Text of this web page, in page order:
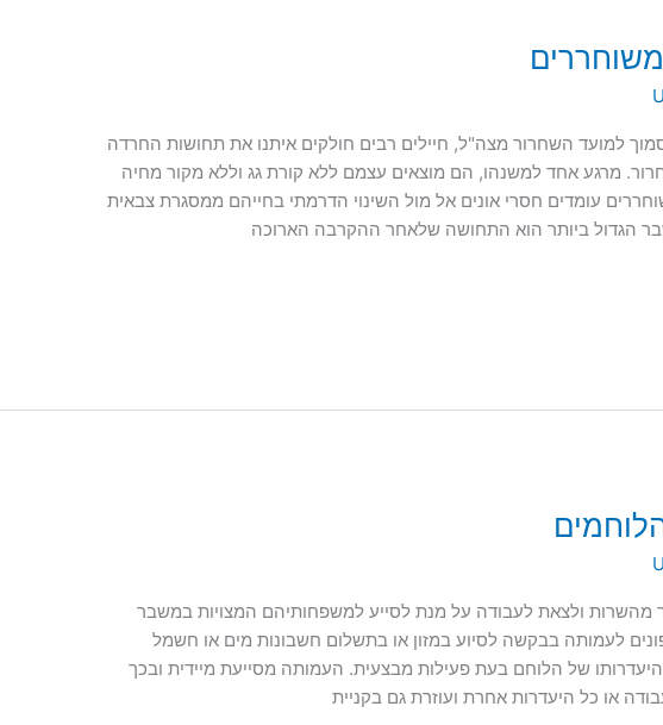
למועד השחרור מצה"ל, חיילים רבים חולקים איתנו את תחושות החרדה
מרגע אחד למשנהו, הם מוצאים עצמם ללא קורת גג וללא מקור מחיה
עומדים חסרי אונים אל מול השינוי הדרמתי בחייהם ממסגרת צבאית
הגדול ביותר הוא התחושה שלאחר ההקרבה הארוכה
מהשרות ולצאת לעבודה על מנת לסייע למשפחותיהם המצויות במשבר
לעמותה בבקשה לסיוע במזון או בתשלום חשבונות מים או חשמל
של הלוחם בעת פעילות מבצעית. העמותה מסייעת מיידית ובכך
או כל היעדרות אחרת ועוזרת גם בקניית